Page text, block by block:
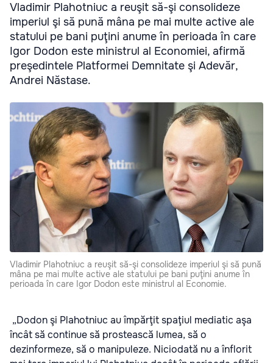
Vladimir Plahotniuc a reuşit să-şi consolideze
imperiul şi să pună mâna pe mai multe active ale
statului pe bani puţini anume în perioada în care
Igor Dodon este ministrul al Economiei, afirmă
preşedintele Platformei Demnitate şi Adevăr,
Andrei Năstase.
Vladimir Plahotniuc a reuşit să-şi consolideze imperiul şi să pună
mâna pe mai multe active ale statului pe bani puţini anume în
perioada în care Igor Dodon este ministrul al Economie.
„Dodon şi Plahotniuc au împărţit spaţiul mediatic aşa
încât să continue să prostească lumea, să o
dezinformeze, să o manipuleze. Niciodată nu a înflorit